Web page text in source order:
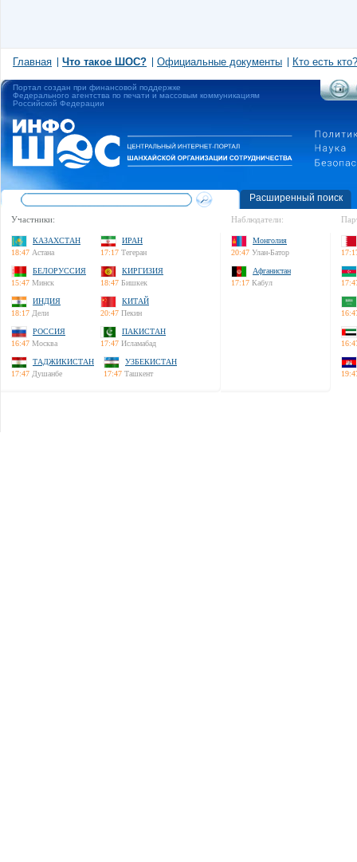
Главная Что такое ШОС? Официальные документы Кто есть кто?
Портал создан при финансовой поддержке
Федерального агентства по печати и массовым коммуникациям
Российской Федерации
Расширенный поиск
Участники:
КАЗАХСТАН
18:47 Астана
ИРАН
17:17 Тегеран
БЕЛОРУССИЯ
15:47 Минск
КИРГИЗИЯ
18:47 Бишкек
ИНДИЯ
18:17 Дели
КИТАЙ
20:47 Пекин
РОССИЯ
16:47 Москва
ПАКИСТАН
17:47 Исламабад
ТАДЖИКИСТАН
17:47 Душанбе
УЗБЕКИСТАН
17:47 Ташкент
Наблюдатели:
Монголия
20:47 Улан-Батор
Афганистан
17:17 Кабул